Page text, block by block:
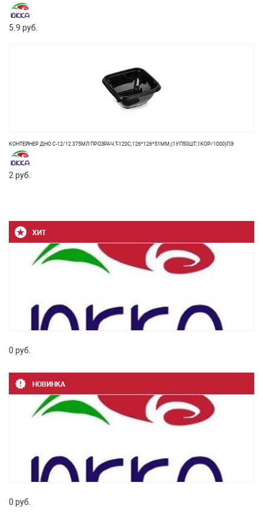
5.9 руб.
КОНТЕЙНЕР ДНО С-12/12 375МЛ ПРОЗРАЧ.T-120C,126*126*51ММ,(1УП50ШТ;1КОР/1000)ПЭ
2 руб.
ХИТ
0 руб.
НОВИНКА
0 руб.